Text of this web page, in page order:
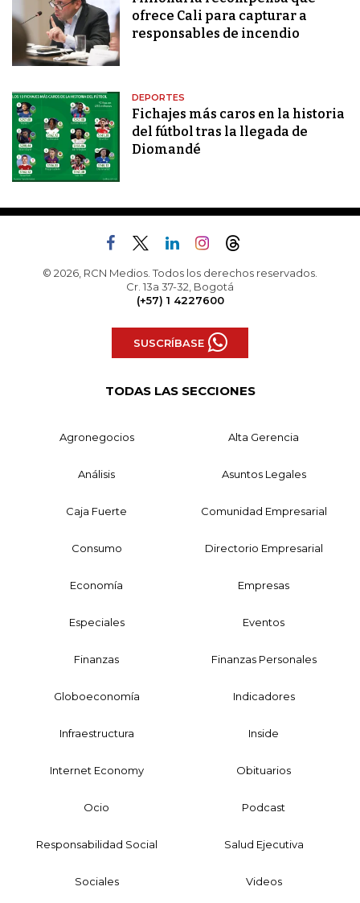
ofrece Cali para capturar a
responsables de incendio
DEPORTES
Fichajes más caros en la historia
del fútbol tras la llegada de
Diomandé
© 2026, RCN Medios. Todos los derechos reservados.
Cr. 13a 37-32, Bogotá
(+57) 1 4227600
SUSCRÍBASE
TODAS LAS SECCIONES
Agronegocios Alta Gerencia
Análisis Asuntos Legales
Caja Fuerte Comunidad Empresarial
Consumo Directorio Empresarial
Economía Empresas
Especiales Eventos
Finanzas Finanzas Personales
Globoeconomía Indicadores
Infraestructura Inside
Internet Economy Obituarios
Ocio Podcast
Responsabilidad Social Salud Ejecutiva
Sociales Videos